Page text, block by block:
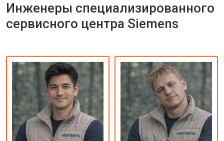
Инженеры специализированного
сервисного центра Siemens